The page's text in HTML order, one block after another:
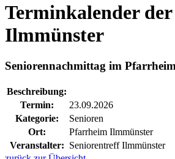
Terminkalender
Ilmmünster
Seniorennachmittag im
Beschreibung:
Termin:
23.09.2026
Kategorie:
Senioren
Ort:
Pfarrheim Ilmmünster
Veranstalter: Seniorentreff Ilmmünster